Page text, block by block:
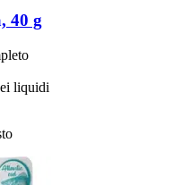
40 g
liquidi